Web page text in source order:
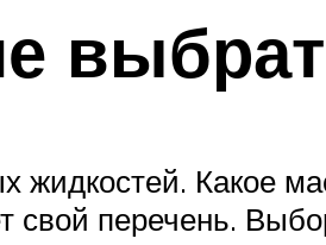
Какое
перечень.